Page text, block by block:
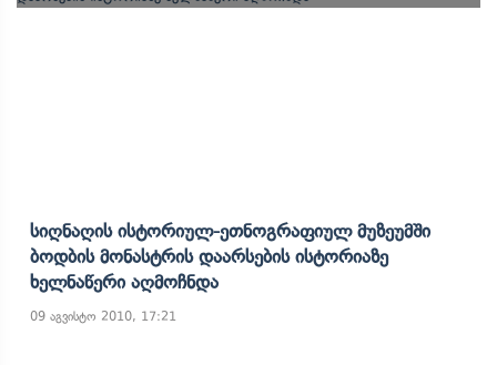
Სიღნაღის Ისტორიულ-Ეთნოგრაფიულ Მუზეუმში
Ბოდბის Მონასტრის Დაარსების Ისტორიაზე
Ხელნაწერი Აღმოჩნდა
09 აგვისტო 2010, 17:21